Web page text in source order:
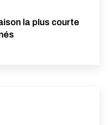
la plus courte